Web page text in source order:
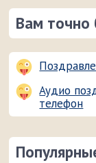
Вам точно
Аудио
телефон